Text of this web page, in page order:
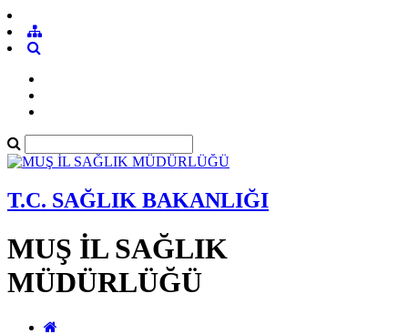
T.C. SAĞLIK BAKANLIĞI
MUŞ İL SAĞLIK
MÜDÜRLÜĞÜ